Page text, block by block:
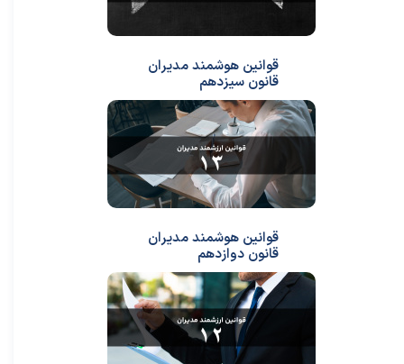
قوانین هوشمند مدیران
قانون سیزدهم
قوانین هوشمند مدیران
قانون دوازدهم